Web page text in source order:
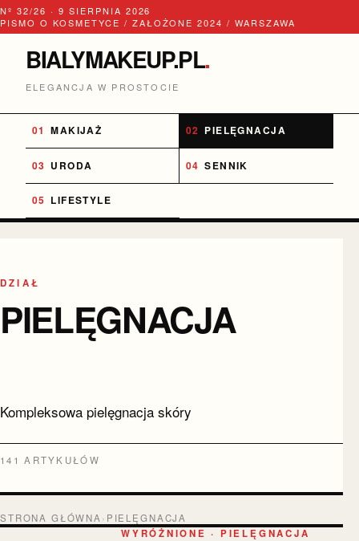
Nº 32/26 · 9 SIERPNIA 2026
PISMO O KOSMETYCE / ZAŁOŻONE 2024 / WARSZAWA
BIALYMAKEUP.PL.
ELEGANCJA W PROSTOCIE
MAKIJAŻ PIELĘGNACJA
URODA SENNIK
LIFESTYLE
DZIAŁ
PIELĘGNACJA
Kompleksowa pielęgnacja skóry
141 ARTYKUŁÓW
STRONA GŁÓWNA› PIELĘGNACJA
WYRÓŻNIONE · PIELĘGNACJA